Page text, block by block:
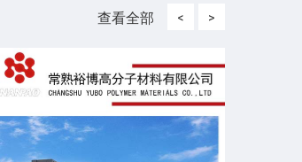
查看全部 < >